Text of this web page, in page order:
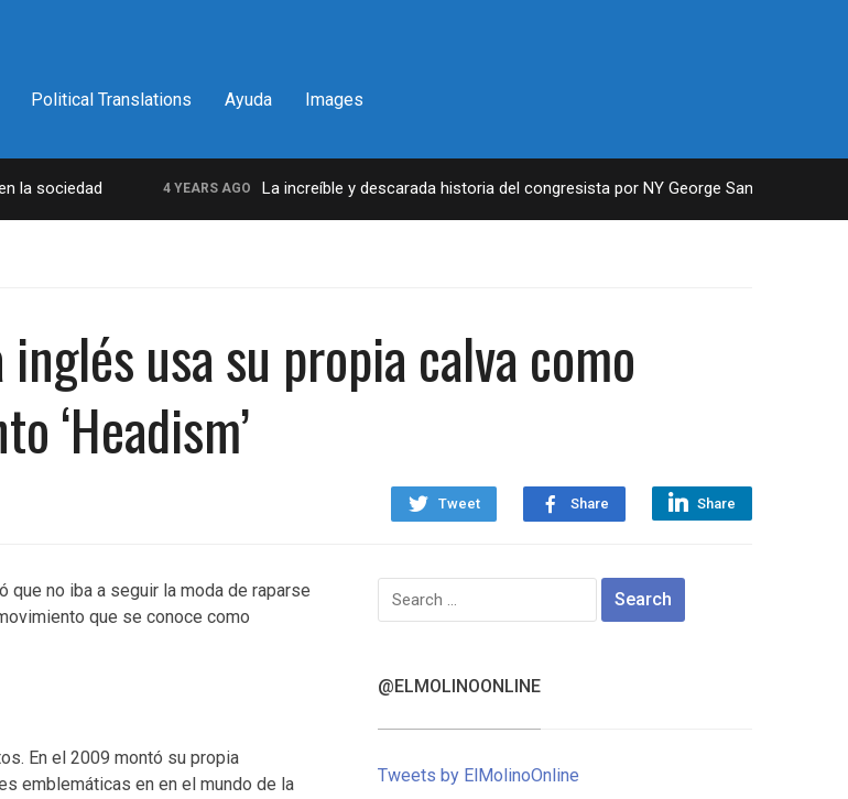
Political Translations Ayuda Images
sociedad 4 YEARS AGO La increíble y descarada historia del congresista por NY George Santos
usa su propia calva como
‘Headism’
Tweet Share Share
no iba a seguir la moda de raparse
que se conoce como
En el 2009 montó su propia
emblemáticas en en el mundo de la
Search
for:
@ELMOLINOONLINE
Tweets by ElMolinoOnline